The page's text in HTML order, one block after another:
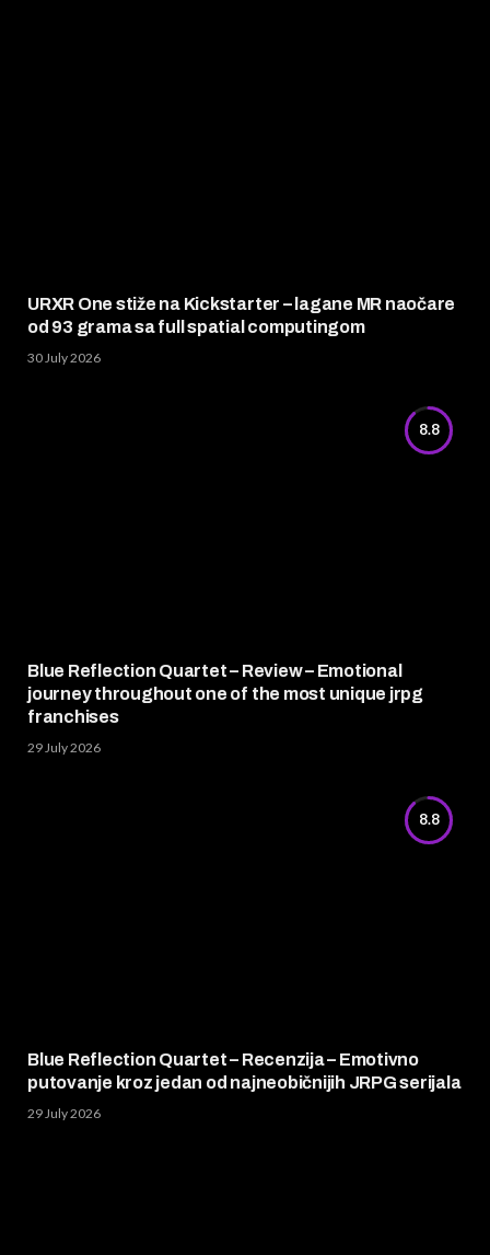
URXR One stiže na Kickstarter – lagane MR naočare
od 93 grama sa full spatial computingom
30 July 2026
8.8
Blue Reflection Quartet – Review – Emotional
journey throughout one of the most unique jrpg
franchises
29 July 2026
8.8
Blue Reflection Quartet – Recenzija – Emotivno
putovanje kroz jedan od najneobičnijih JRPG serijala
29 July 2026